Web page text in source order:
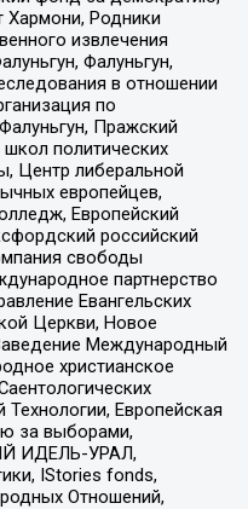
Родники
извлечения
Фалуньгун,
в отношении
по
Пражский
политических
Центр либеральной
европейцев,
Европейский
российский
свободы
партнерство
Евангельских
Церкви, Новое
Международный
христианское
Европейская
за выборами,
ИДЕЛЬ-УРАЛ,
IStories fonds,
Отношений,